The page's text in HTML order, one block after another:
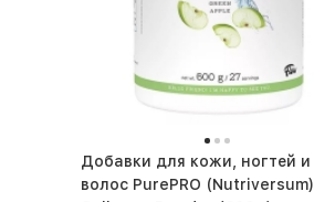
Добавки для кожи, ногтей и
волос PurePRO (Nutriversum)